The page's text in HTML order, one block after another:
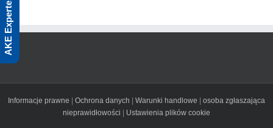
Informacje prawne | Ochrona danych | Warunki handlowe | osoba zgłaszająca
nieprawidłowości | Ustawienia plików cookie
AKE Experte